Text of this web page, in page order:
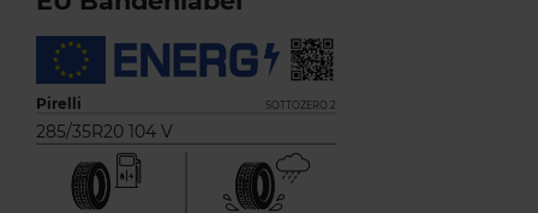
Pirelli SOTTOZERO 2
285/35R20 104 V